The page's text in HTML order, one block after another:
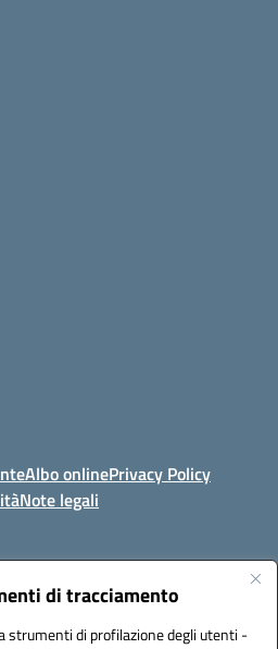
di tracciamento
strumenti di profilazione degli utenti -
Albo onlinePrivacy Policy
Note legali
MADDALONI (CE)